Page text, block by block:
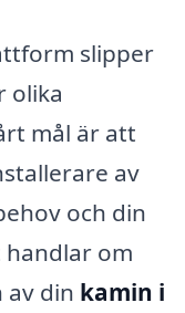
slipper
olika
mål är att
av
och din
handlar om
din kamin i